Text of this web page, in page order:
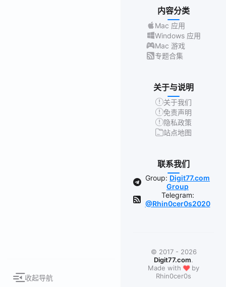
收起导航
内容分类
Mac 应用
Windows 应用
Mac 游戏
专题合集
关于与说明
关于我们
免责声明
隐私政策
站点地图
联系我们
Group: Digit77.com
Group
Telegram:
@Rhin0cer0s2020
© 2017 - 2026
Digit77.com.
Made with ❤by
Rhin0cer0s